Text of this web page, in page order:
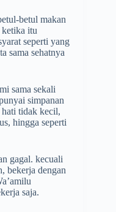
betul makan
itu
seperti yang
sama sehatnya
sama sekali
simpanan
tidak kecil,
hingga seperti
gagal. kecuali
bekerja dengan
saja.